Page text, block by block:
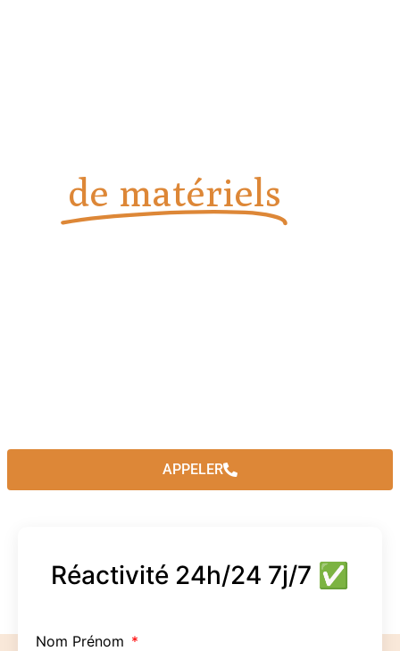
de matériels
boulangerie et
APPELER
Réactivité 24h/24 7j/7 ✅
Nom Prénom